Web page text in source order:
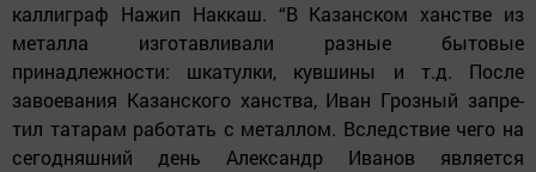
каллиграф Нажип Наккаш. “В Казанском ханстве из
металла изготавливали разные бытовые
принадлежности: шкатулки, кувшины и т.д. После
завоевания Казанского ханства, Иван Грозный запре­
тил татарам работать с металлом. Вследствие чего на
сегодняшний день Алек­сандр Иванов является